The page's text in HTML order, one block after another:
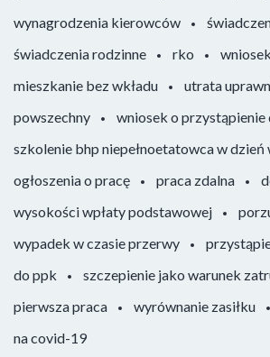
wynagrodzenia kierowców
świadczenia rodzinne
rko
mieszkanie bez wkładu
utrata
powszechny
wniosek o przystąpienie
szkolenie bhp niepełnoetatowca w
ogłoszenia o pracę
praca zdalna
wysokości wpłaty podstawowej
wypadek w czasie przerwy
do ppk
szczepienie jako warunek
pierwsza praca
wyrównanie zasiłku
na covid-19